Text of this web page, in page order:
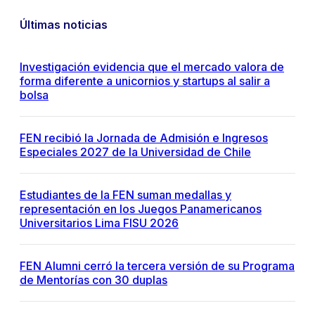
Últimas noticias
Investigación evidencia que el mercado valora de
forma diferente a unicornios y startups al salir a
bolsa
FEN recibió la Jornada de Admisión e Ingresos
Especiales 2027 de la Universidad de Chile
Estudiantes de la FEN suman medallas y
representación en los Juegos Panamericanos
Universitarios Lima FISU 2026
FEN Alumni cerró la tercera versión de su Programa
de Mentorías con 30 duplas